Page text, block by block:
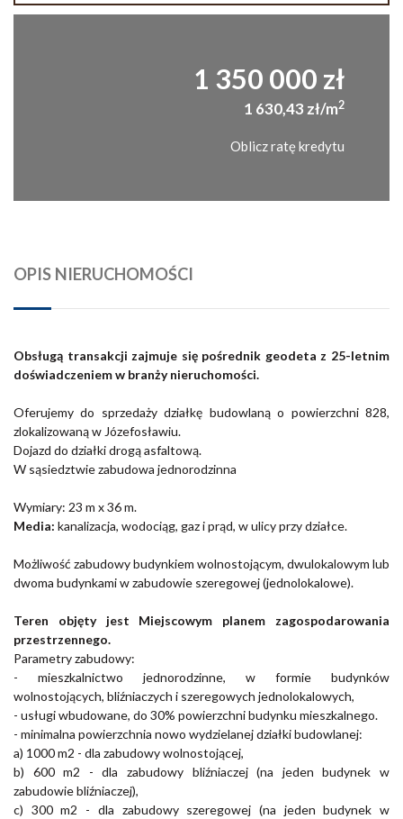
1 350 000 zł
1 630,43 zł/m2
Oblicz ratę kredytu
OPIS NIERUCHOMOŚCI
Obsługą transakcji zajmuje się pośrednik geodeta z 25-letnim
doświadczeniem w branży nieruchomości.
Oferujemy do sprzedaży działkę budowlaną o powierzchni 828,
zlokalizowaną w Józefosławiu.
Dojazd do działki drogą asfaltową.
W sąsiedztwie zabudowa jednorodzinna
Wymiary: 23 m x 36 m.
Media: kanalizacja, wodociąg, gaz i prąd, w ulicy przy działce.
Możliwość zabudowy budynkiem wolnostojącym, dwulokalowym lub
dwoma budynkami w zabudowie szeregowej (jednolokalowe).
Teren objęty jest Miejscowym planem zagospodarowania
przestrzennego.
Parametry zabudowy:
- mieszkalnictwo jednorodzinne, w formie budynków
wolnostojących, bliźniaczych i szeregowych jednolokalowych,
- usługi wbudowane, do 30% powierzchni budynku mieszkalnego.
- minimalna powierzchnia nowo wydzielanej działki budowlanej:
a) 1000 m2 - dla zabudowy wolnostojącej,
b) 600 m2 - dla zabudowy bliźniaczej (na jeden budynek w
zabudowie bliźniaczej),
c) 300 m2 - dla zabudowy szeregowej (na jeden budynek w